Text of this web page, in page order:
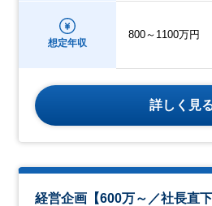
想定年収
800～1100万円
詳しく見
経営企画【600万～／社長直